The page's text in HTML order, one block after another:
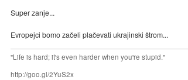
Super zanje...
Evropejci bomo začeli plačevati ukrajinski štrom...
"Life is hard; it's even harder when you're stupid."
http://goo.gl/2YuS2x